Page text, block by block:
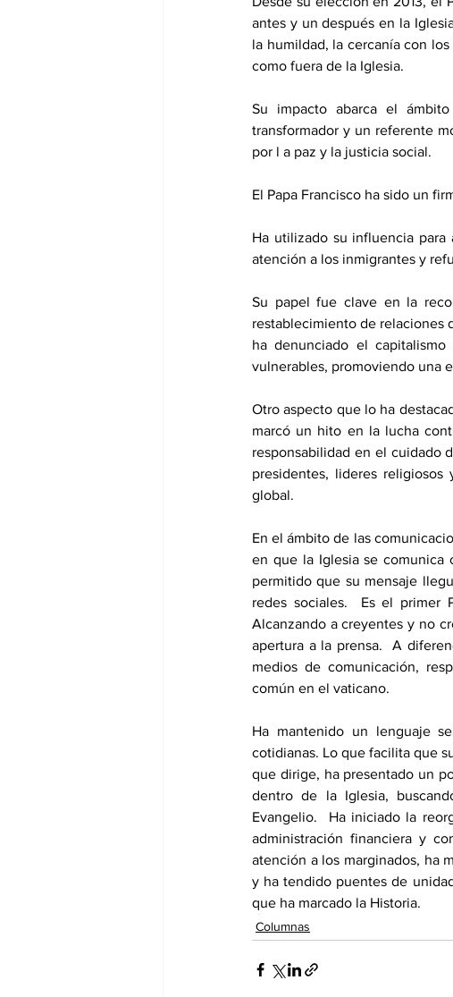
antes y un después en la
la humildad, la cercanía con
como fuera de la Iglesia.
Su impacto abarca el
transformador y un referente
por l a paz y la justicia social.
El Papa Francisco ha sido un
Ha utilizado su influencia
atención a los inmigrantes y
Su papel fue clave en la
restablecimiento de relaciones
ha denunciado el
vulnerables, promoviendo una
Otro aspecto que lo ha
marcó un hito en la lucha
responsabilidad en el cuidado
presidentes, lideres religiosos
global.
En el ámbito de las
en que la Iglesia se comunica
permitido que su mensaje
redes sociales.  Es el primer
Alcanzando a creyentes y no
apertura a la prensa.  A
medios de comunicación,
común en el vaticano.
Ha mantenido un lenguaje
cotidianas. Lo que facilita que
que dirige, ha presentado un
dentro de la Iglesia,
Evangelio.  Ha iniciado la
administración financiera y
atención a los marginados, ha
y ha tendido puentes de
que ha marcado la Historia.
Columnas